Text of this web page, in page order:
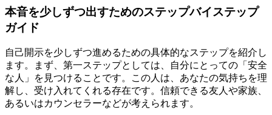
本音を少しずつ出すためのステップバイステップ
ガイド
自己開示を少しずつ進めるための具体的なステップを紹介し
ます。まず、第一ステップとしては、自分にとっての「安全
な人」を見つけることです。この人は、あなたの気持ちを理
解し、受け入れてくれる存在です。信頼できる友人や家族、
あるいはカウンセラーなどが考えられます。